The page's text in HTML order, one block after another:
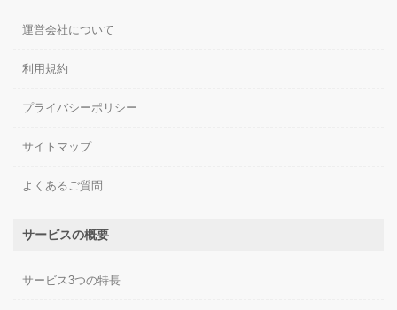
運営会社について
利用規約
プライバシーポリシー
サイトマップ
よくあるご質問
サービスの概要
サービス3つの特長